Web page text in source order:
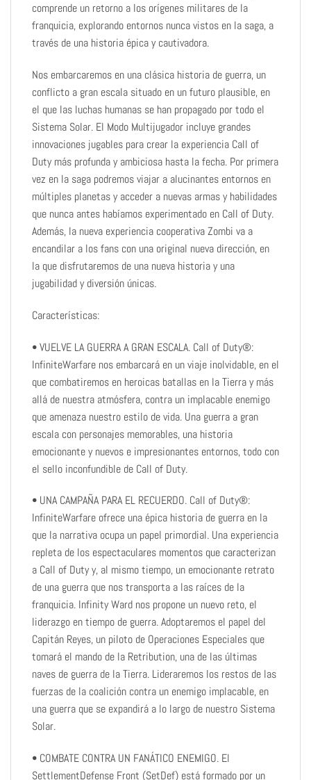
comprende un retorno a los orígenes militares de la
franquicia, explorando entornos nunca vistos en la saga, a
través de una historia épica y cautivadora.
Nos embarcaremos en una clásica historia de guerra, un
conflicto a gran escala situado en un futuro plausible, en
el que las luchas humanas se han propagado por todo el
Sistema Solar. El Modo Multijugador incluye grandes
innovaciones jugables para crear la experiencia Call of
Duty más profunda y ambiciosa hasta la fecha. Por primera
vez en la saga podremos viajar a alucinantes entornos en
múltiples planetas y acceder a nuevas armas y habilidades
que nunca antes habíamos experimentado en Call of Duty.
Además, la nueva experiencia cooperativa Zombi va a
encandilar a los fans con una original nueva dirección, en
la que disfrutaremos de una nueva historia y una
jugabilidad y diversión únicas.
Características:
• VUELVE LA GUERRA A GRAN ESCALA. Call of Duty®:
InfiniteWarfare nos embarcará en un viaje inolvidable, en el
que combatiremos en heroicas batallas en la Tierra y más
allá de nuestra atmósfera, contra un implacable enemigo
que amenaza nuestro estilo de vida. Una guerra a gran
escala con personajes memorables, una historia
emocionante y nuevos e impresionantes entornos, todo con
el sello inconfundible de Call of Duty.
• UNA CAMPAÑA PARA EL RECUERDO. Call of Duty®:
InfiniteWarfare ofrece una épica historia de guerra en la
que la narrativa ocupa un papel primordial. Una experiencia
repleta de los espectaculares momentos que caracterizan
a Call of Duty y, al mismo tiempo, un emocionante retrato
de una guerra que nos transporta a las raíces de la
franquicia. Infinity Ward nos propone un nuevo reto, el
liderazgo en tiempo de guerra. Adoptaremos el papel del
Capitán Reyes, un piloto de Operaciones Especiales que
tomará el mando de la Retribution, una de las últimas
naves de guerra de la Tierra. Lideraremos los restos de las
fuerzas de la coalición contra un enemigo implacable, en
una guerra que se expandirá a lo largo de nuestro Sistema
Solar.
• COMBATE CONTRA UN FANÁTICO ENEMIGO. El
SettlementDefense Front (SetDef) está formado por un